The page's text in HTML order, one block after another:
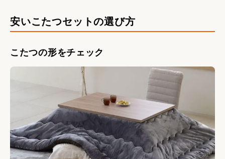
安いこたつセットの選び方
こたつの形をチェック